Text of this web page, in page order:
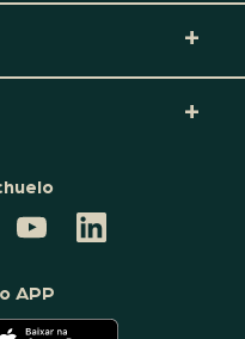
CANAL
DA
RIACHUELO
LINKEDIN
DA
APP
O